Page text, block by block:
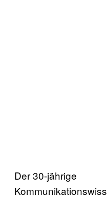
Der 30-jährige